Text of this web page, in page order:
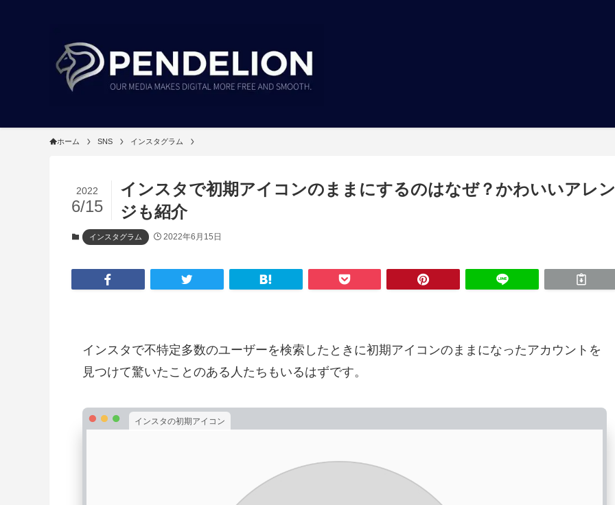
ホーム SNS インスタグラム
インスタで初期アイコンのままにするのはなぜ？かわいいアレン
ジも紹介
2022
6/15
インスタグラム 2022年6月15日
インスタで不特定多数のユーザーを検索したときに初期アイコンのままになったアカウントを
見つけて驚いたことのある人たちもいるはずです。
インスタの初期アイコン